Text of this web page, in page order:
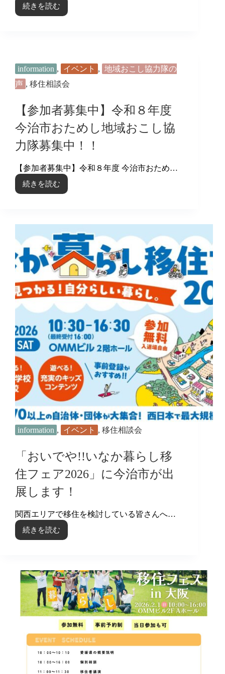
続きを読む
地
力
隊
募
中！！
information , イベント , 地域おこし協力隊の
声 , 移住相談会
【参加者募集中】令和８年度
今治市おためし地域おこし協
力隊募集中！！
【参加者募集中】令和８年度 今治市おため…
続きを読む
【参
中】
令
和
８
年
度
今
治
た
し
地
域
お
こ
し
協
力
集
中！！
information , イベント , 移住相談会
「おいでや!!いなか暮らし移
住フェア2026」に今治市が出
展します！
関西エリアで移住を検討している皆さんへ…
続きを読む
「お
い
な
か
暮
ら
移
住
フ
ェ